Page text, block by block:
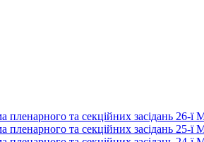
та секційних засідань 26-ї
та секційних засідань 25-ї